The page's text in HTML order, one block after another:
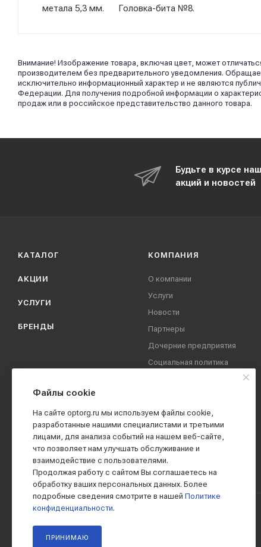
метала 5,3 мм. Головка-бита №8.
Внимание! Изображение товара, включая цвет, может
производителем без предварительного уведомления.
исключительно информационный характер и не являются
Федерации. Для получения подробной информации о
продаж или в российское представительство данного товара.
Будьте в курсе
акций и новостей
КАТАЛОГ
АКЦИИ
УСЛУГИ
БРЕНДЫ
КОМПАНИЯ
О компании
Услуги
Новости
Партнеры
Дочерние предприятия
Социальная политика
Вакансии
Реквизиты
Контакты
Файлы cookie
На сайте optorg.ru мы используем файлы cookie,
разработанные нашими специалистами и третьими
лицами, для анализа событий на нашем веб-сайте,
что позволяет нам улучшать обслуживание и
взаимодействие с пользователями.
Продолжая работу с сайтом Вы соглашаетесь на
обработку ваших персональных данных. Более
подробные сведения смотрите в нашей Политике
конфиденциальности.
ПРИНИМАЮ